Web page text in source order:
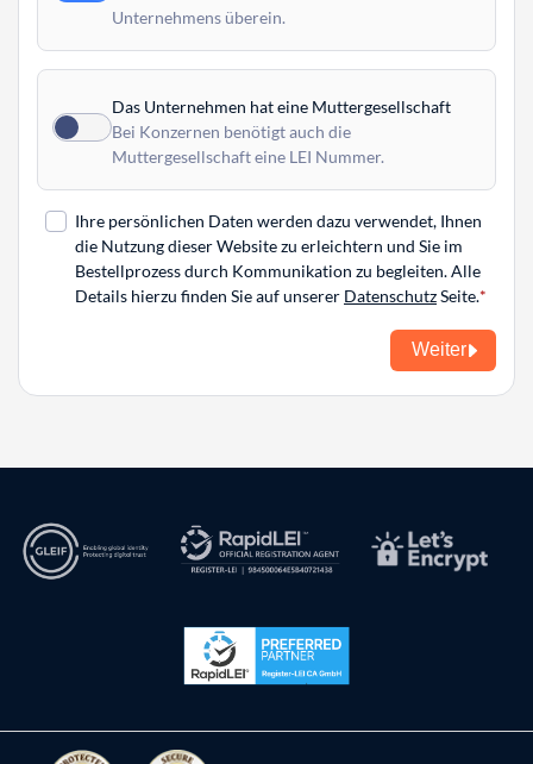
Unternehmens überein.
Das Unternehmen hat eine Muttergesellschaft
Bei Konzernen benötigt auch die
Muttergesellschaft eine LEI Nummer.
Ihre persönlichen Daten werden dazu verwendet, Ihnen
die Nutzung dieser Website zu erleichtern und Sie im
Bestellprozess durch Kommunikation zu begleiten. Alle
Details hierzu finden Sie auf unserer DatenschutzSeite.
Weiter